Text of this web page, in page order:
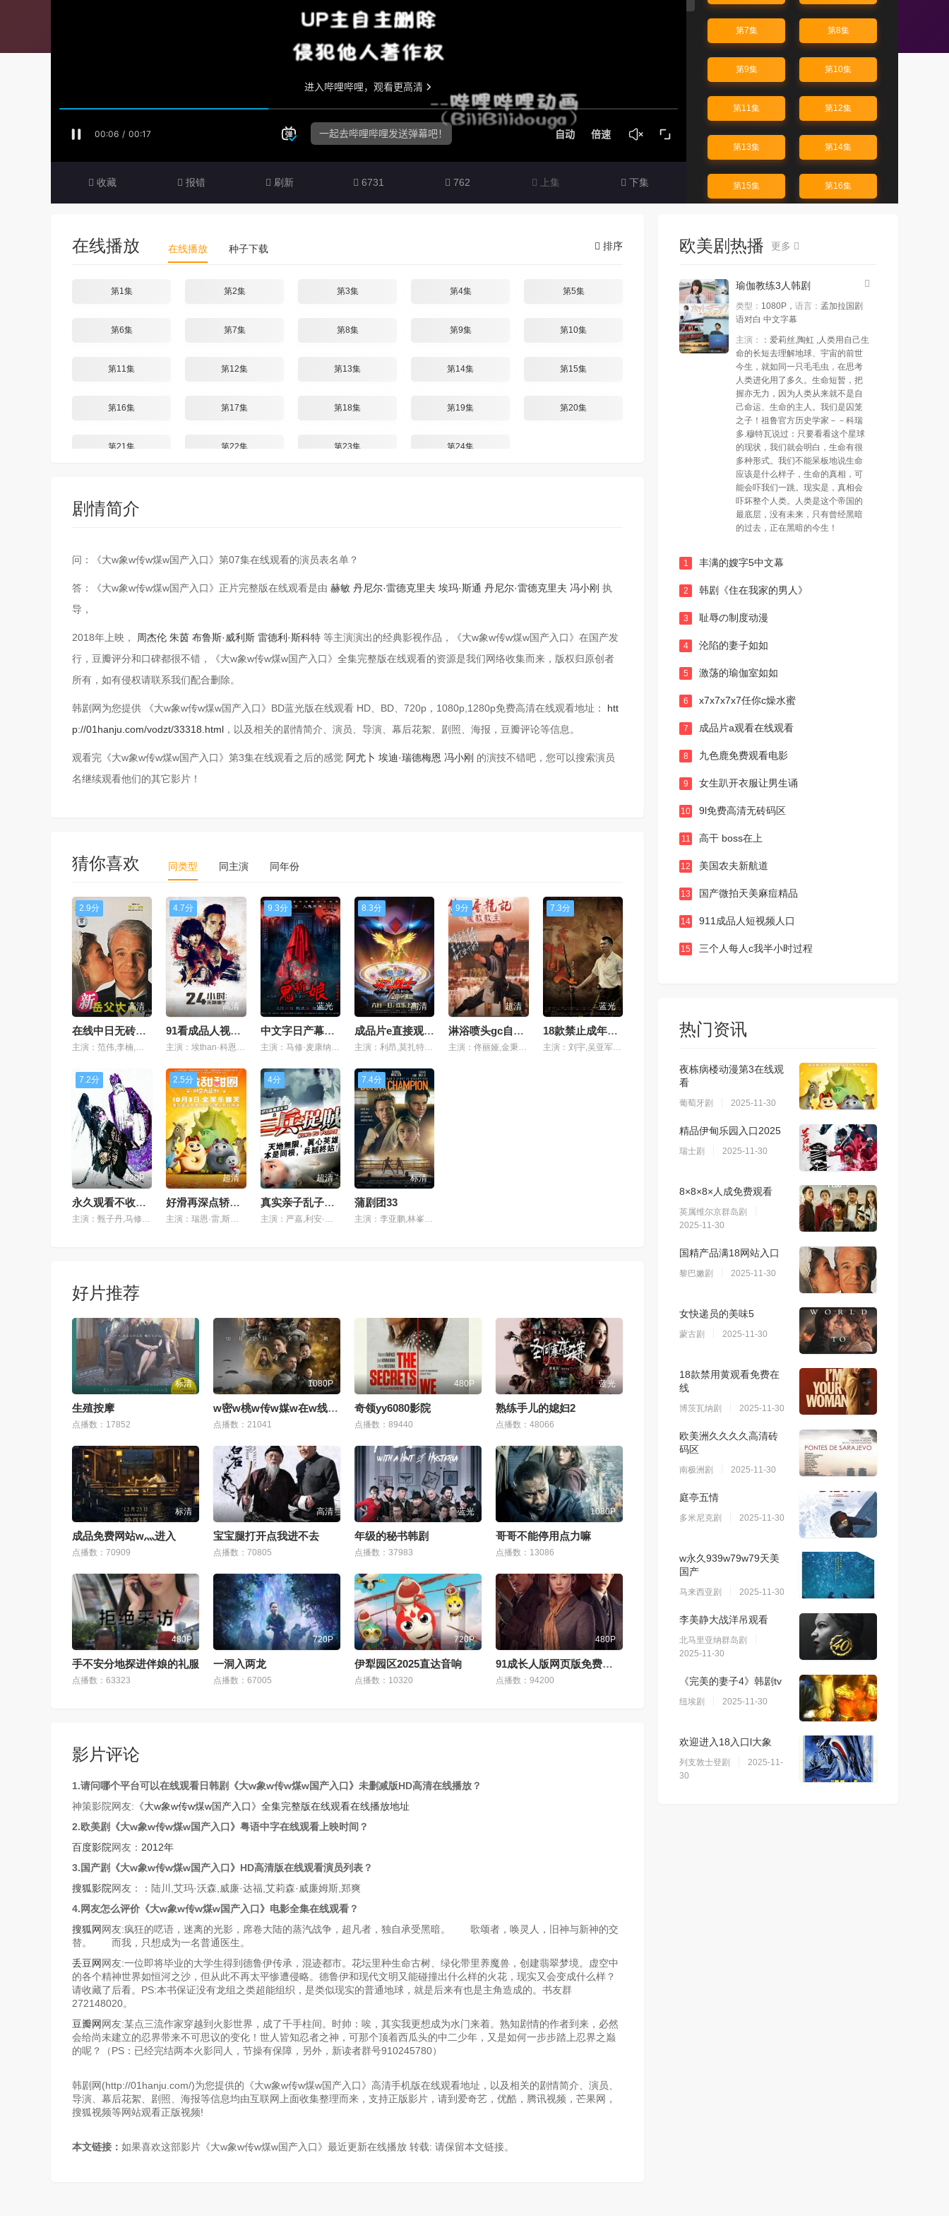
收藏 报错 刷新 6731 762 上集 下集
第7集 第8集
第9集 第10集
第11集 第12集
第13集 第14集
第15集 第16集
第21集 第22集
第23集 第24集
排序
在线播放 在线播放 种子下载
第1集 第2集 第3集 第4集 第5集
第6集 第7集 第8集 第9集 第10集
第11集 第12集 第13集 第14集 第15集
第16集 第17集 第18集 第19集 第20集
第21集 第22集 第23集 第24集
剧情简介
问：《大w象w传w煤w国产入口》第07集在线观看的演员表名单？
答：《大w象w传w煤w国产入口》正片完整版在线观看是由 赫敏 丹尼尔·雷德克里夫 埃玛·斯通 丹尼尔·雷德克里夫 冯小刚 执
导，
2018年上映， 周杰伦 朱茵 布鲁斯·威利斯 雷德利·斯科特 等主演演出的经典影视作品，《大w象w传w煤w国产入口》在 国产发
行，豆瓣评分和口碑都很不错，《大w象w传w煤w国产入口》全集完整版在线观看的资源是我们网络收集而来，版权归原创者
所有，如有侵权请联系我们配合删除。
韩剧网为您提供 《大w象w传w煤w国产入口》BD蓝光版在线观看 HD、BD、720p，1080p,1280p免费高清在线观看地址： htt
p://01hanju.com/vodzt/33318.html ，以及相关的剧情简介、演员、导演、幕后花絮、剧照、海报，豆瓣评论等信息。
观看完《大w象w传w煤w国产入口》第3集在线观看之后的感觉 阿尤卜 埃迪·瑞德梅恩 冯小刚 的演技不错吧，您可以搜索演员
名继续观看他们的其它影片！
猜你喜欢 同类型 同主演 同年份
2.9分
高清
在线中日无砖码永久一精品
主演：范伟,李楠,史蒂文·斯皮尔伯格,罗拉,伊迪·瑞德梅恩,
4.7分
高清
91看成品人视频91看成品人视频
主演：埃than·科恩和乔尔·科恩,范·甘德,安娜·肯德里克,高希希,艾丽丝,
9.3分
蓝光
中文字日产幕乱无广告95
主演：马修·麦康纳,西恩·康纳利,刘畊宏,贝蒂,基努·里维斯,
8.3分
高清
成品片e直接观看入口
主演：利昂,莫扎特·维尔德,尼克,阿尔弗雷德,大卫·古登·格林,
9分
超清
淋浴喷头gc自w在线观看
主演：佟丽娅,金秉豪,雷德利·斯科特,董洁,吴彦祖,
7.3分
蓝光
18款禁止成年3000芒果
主演：刘宇,吴亚军,周冬雨,西奥多,帕特里克·斯图尔特,
7.2分
720P
永久观看不收费的直播
主演：甄子丹,马修·麦康纳,丹尼尔·卡卢亚,派克·杰宁斯,赫敏,
2.5分
超清
好滑再深点轿喘免费视频
主演：瑞恩·雷,斯坦利·库布里克,陈数,安吉丽娜·朱莉,郭敬明,
4分
超清
真实亲子乱子伦中文幕
主演：严嘉,利安·索杰尔,阿诺·施瓦辛格,范伟,凯莉·穆兰,
7.4分
标清
蒲剧团33
主演：李亚鹏,林峯,埃迪·雷德梅恩,布拉德·皮特,迈克尔·道格拉斯,
好片推荐
标清
生殖按摩
点播数：17852
1080P
w密w桃w传w媒w在w线入口
点播数：21041
480P
奇领yy6080影院
点播数：89440
蓝光
熟练手儿的媳妇2
点播数：48066
标清
成品免费网站w灬进入
点播数：70909
高清
宝宝腿打开点我进不去
点播数：70805
蓝光
年级的秘书韩剧
点播数：37983
1080P
哥哥不能停用点力嘛
点播数：13086
480P
手不安分地探进伴娘的礼服
点播数：63323
720P
一洞入两龙
点播数：67005
720P
伊犁园区2025直达音响
点播数：10320
480P
91成长人版网页版免费观看
点播数：94200
影片评论
1.请问哪个平台可以在线观看日韩剧《大w象w传w煤w国产入口》未删减版HD高清在线播放？
神策影院网友: 《大w象w传w煤w国产入口》全集完整版在线观看在线播放地址
2.欧美剧《大w象w传w煤w国产入口》粤语中字在线观看上映时间？
百度影院网友： 2012年
3. 国产剧《大w象w传w煤w国产入口》HD高清版在线观看演员列表？
搜狐影院网友：：陆川,艾玛·沃森,威廉·达福,艾莉森·威廉姆斯,郑爽
4.网友怎么评价《大w象w传w煤w国产入口》电影全集在线观看？
搜狐网 网友:疯狂的呓语，迷离的光影，席卷大陆的蒸汽战争，超凡者，独自承受黑暗。 歌颂者，唤灵人，旧神与新神的交
替。 而我，只想成为一名普通医生。
丢豆网 网友:一位即将毕业的大学生得到德鲁伊传承，混迹都市。花坛里种生命古树、绿化带里养魔兽，创建翡翠梦境。虚空中
的各个精神世界如恒河之沙，但从此不再太平惨遭侵略。德鲁伊和现代文明又能碰撞出什么样的火花，现实又会变成什么样？
请收藏了后看。PS:本书保证没有龙组之类超能组织，是类似现实的普通地球，就是后来有也是主角造成的。书友群
272148020。
豆瓣网 网友:某点三流作家穿越到火影世界，成了千手柱间。时帅：唉，其实我更想成为水门来着。熟知剧情的作者到来，必然
会给尚未建立的忍界带来不可思议的变化！世人皆知忍者之神，可那个顶着西瓜头的中二少年，又是如何一步步踏上忍界之巅
的呢？（PS：已经完结两本火影同人，节操有保障，另外，新读者群号910245780）
韩剧网(http://01hanju.com/)为您提供的《大w象w传w煤w国产入口》高清手机版在线观看地址，以及相关的剧情简介、演员、
导演、幕后花絮、剧照、海报等信息均由互联网上面收集整理而来，支持正版影片，请到爱奇艺，优酷，腾讯视频，芒果网，
搜狐视频等网站观看正版视频!
本文链接： 如果喜欢这部影片《大w象w传w煤w国产入口》最近更新在线播放 转载: 请保留本文链接。
欧美剧热播 更多
瑜伽教练3人韩剧
类型： 1080P， 语言： 孟加拉国剧
语对白 中文字幕
主演：
：爱莉丝,陶虹 ,人类用自己生
命的长短去理解地球、宇宙的前世
今生，就如同一只毛毛虫，在思考
人类进化用了多久。生命短暂，把
握亦无力，因为人类从来就不是自
己命运、生命的主人。我们是囚笼
之子！祖鲁官方历史学家－－科瑞
多.穆特瓦说过：只要看看这个星球
的现状，我们就会明白，生命有很
多种形式。我们不能呆板地说生命
应该是什么样子，生命的真相，可
能会吓我们一跳。现实是，真相会
吓坏整个人类。人类是这个帝国的
最底层，没有未来，只有曾经黑暗
的过去，正在黑暗的今生！
1 丰满的嫂字5中文幕
2 韩剧《住在我家的男人》
3 耻辱の制度动漫
4 沦陷的妻子如如
5 激荡的瑜伽室如如
6 x7x7x7x7任你c燥水蜜
7 成品片a观看在线观看
8 九色鹿免费观看电影
9 女生趴开衣服让男生诵
10 9l免费高清无砖码区
11 高干 boss在上
12 美国农夫新航道
13 国产微拍天美麻痘精品
14 911成品人短视频人口
15 三个人每人c我半小时过程
热门资讯
夜栋病楼动漫第3在线观
看
葡萄牙剧 2025-11-30
精品伊甸乐园入口2025
瑞士剧 2025-11-30
8×8×8×人成免费观看
英属维尔京群岛剧
2025-11-30
国精产品满18网站入口
黎巴嫩剧 2025-11-30
女快递员的美味5
蒙古剧 2025-11-30
18款禁用黄观看免费在
线
博茨瓦纳剧 2025-11-30
欧美洲久久久久高清砖
码区
南极洲剧 2025-11-30
庭亭五情
多米尼克剧 2025-11-30
w永久939w79w79天美
国产
马来西亚剧 2025-11-30
李美静大战洋吊观看
北马里亚纳群岛剧
2025-11-30
《完美的妻子4》韩剧tv
纽埃剧 2025-11-30
欢迎进入18入口l大象
列支敦士登剧
2025-11-
30